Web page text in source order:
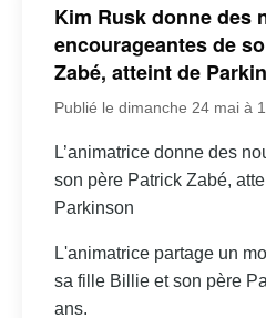
Kim Rusk donne des
encourageantes de
Zabé, atteint de
Publié le dimanche 24 mai à
L’animatrice donne des
son père Patrick Zabé,
Parkinson
L'animatrice partage un
sa fille Billie et son père
ans.